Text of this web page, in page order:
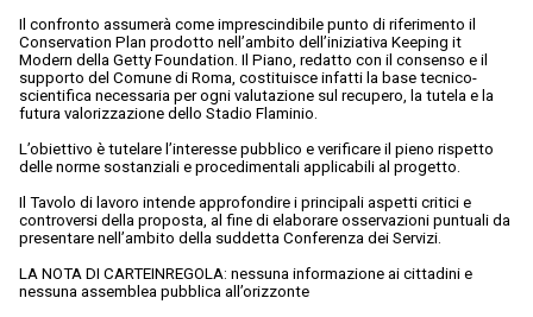
Il confronto assumerà come imprescindibile punto di riferimento il
Conservation Plan prodotto nell’ambito dell’iniziativa Keeping it
Modern della Getty Foundation. Il Piano, redatto con il consenso e il
supporto del Comune di Roma, costituisce infatti la base tecnico-
scientifica necessaria per ogni valutazione sul recupero, la tutela e la
futura valorizzazione dello Stadio Flaminio.
L’obiettivo è tutelare l’interesse pubblico e verificare il pieno rispetto
delle norme sostanziali e procedimentali applicabili al progetto.
Il Tavolo di lavoro intende approfondire i principali aspetti critici e
controversi della proposta, al fine di elaborare osservazioni puntuali da
presentare nell’ambito della suddetta Conferenza dei Servizi.
LA NOTA DI CARTEINREGOLA: nessuna informazione ai cittadini e
nessuna assemblea pubblica all’orizzonte